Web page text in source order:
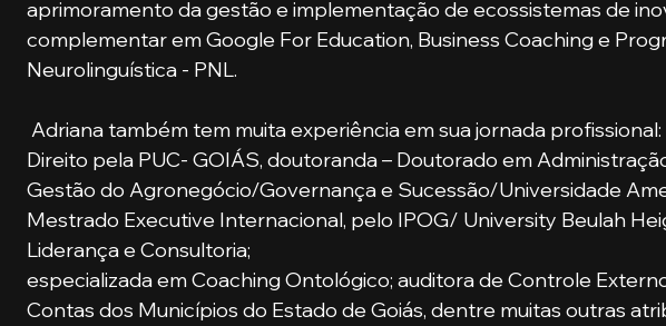
aprimoramento da gestão e implementação de ecossistemas de
complementar em Google For Education, Business Coaching e
Neurolinguística - PNL.
Direito pela PUC- GOIÁS, doutoranda – Doutorado em
Gestão do Agronegócio/Governança e Sucessão/Universidade
Mestrado Executive Internacional, pelo IPOG/ University Beulah
Liderança e Consultoria;
especializada em Coaching Ontológico; auditora de Controle
Contas dos Municípios do Estado de Goiás, dentre muitas outras